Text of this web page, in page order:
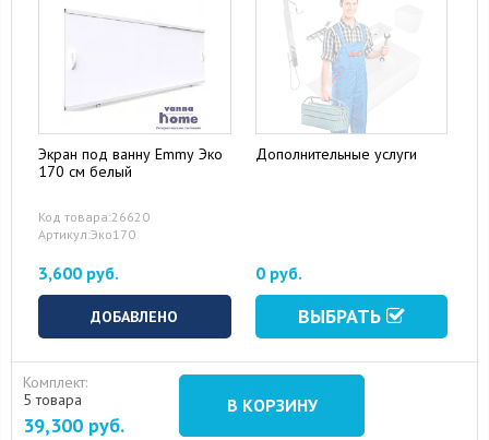
Экран под ванну Emmy Эко
170 см белый
Код товара:26620
Артикул:Эко170
3,600 руб.
ДОБАВЛЕНО
Дополнительные услуги
0 руб.
ВЫБРАТЬ
Комплект:
5 товара
39,300 руб.
В КОРЗИНУ